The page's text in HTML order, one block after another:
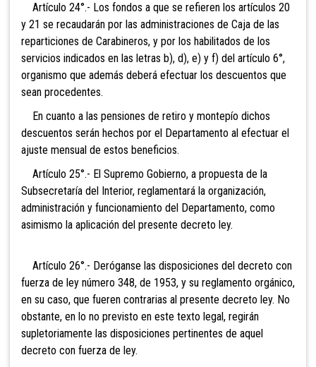
Artículo 24°.- Los fondos a que se refieren los artículos 20
y 21 se recaudarán por las administraciones de Caja de las
reparticiones de Carabineros, y por los habilitados de los
servicios indicados en las letras b), d), e) y f) del artículo 6°,
organismo que además deberá efectuar los descuentos que
sean procedentes.
En cuanto a las pensiones de retiro y montepío dichos
descuentos serán hechos por el Departamento al efectuar el
ajuste mensual de estos beneficios.
Artículo 25°.- El Supremo Gobierno, a propuesta de la
Subsecretaría del Interior, reglamentará la organización,
administración y funcionamiento del Departamento, como
asimismo la aplicación del presente decreto ley.
Artículo 26°.- Deróganse las disposiciones del decreto con
fuerza de ley número 348, de 1953, y su reglamento orgánico,
en su caso, que fueren contrarias al presente decreto ley. No
obstante, en lo no previsto en este texto legal, regirán
supletoriamente las disposiciones pertinentes de aquel
decreto con fuerza de ley.